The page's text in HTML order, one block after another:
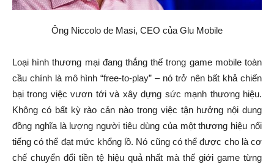
Ông Niccolo de Masi, CEO của Glu Mobile
Loại hình thương mại đang thắng thế trong game mobile toàn
cầu chính là mô hình “free-to-play” – nó trở nên bất khả chiến
bại trong việc vươn tới và xây dựng sức mạnh thương hiệu.
Không có bất kỳ rào cản nào trong việc tận hưởng nội dung
đồng nghĩa là lượng người tiêu dùng của một thương hiệu nổi
tiếng có thể đạt mức khổng lồ. Nó cũng có thể được cho là cơ
chế chuyển đổi tiền tệ hiệu quả nhất mà thế giới game từng